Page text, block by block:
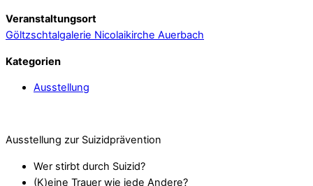
Veranstaltungsort
Göltzschtalgalerie Nicolaikirche Auerbach
Kategorien
Ausstellung
Ausstellung zur Suizidprävention
Wer stirbt durch Suizid?
(K)eine Trauer wie jede Andere?